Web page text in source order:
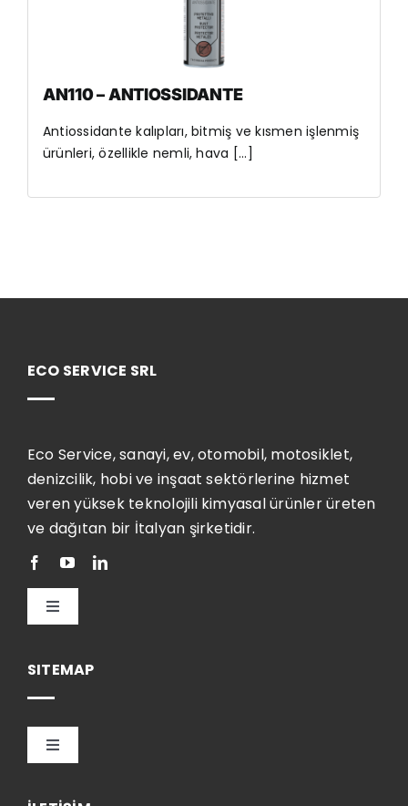
AN110 – ANTIOSSIDANTE
Antiossidante kalıpları, bitmiş ve kısmen işlenmiş
ürünleri, özellikle nemli, hava [...]
ECO SERVICE SRL
Eco Service, sanayi, ev, otomobil, motosiklet,
denizcilik, hobi ve inşaat sektörlerine hizmet
veren yüksek teknolojili kimyasal ürünler üreten
ve dağıtan bir İtalyan şirketidir.
Toggle
SITEMAP
Toggle